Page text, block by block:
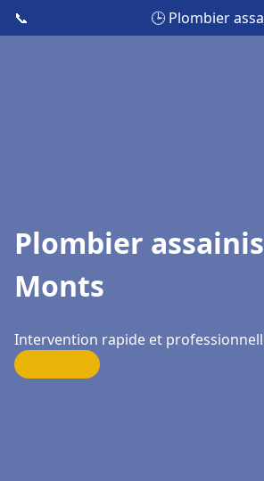
📞 🕒 Plombier
Plombier
Monts
Intervention rapide et